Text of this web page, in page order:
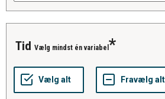
Tid Vælg mindst én variabel